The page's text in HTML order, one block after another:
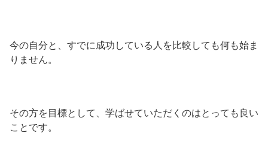
今の自分と、すでに成功している人を比較しても何も始ま
りません。
その方を目標として、学ばせていただくのはとっても良い
ことです。